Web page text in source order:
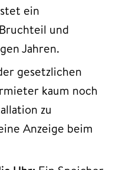
ein
und
Jahren.
gesetzlichen
kaum noch
zu
Anzeige beim